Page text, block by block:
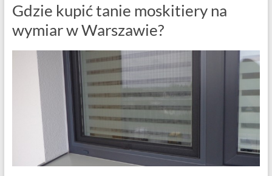
Gdzie kupić tanie moskitiery na
wymiar w Warszawie?